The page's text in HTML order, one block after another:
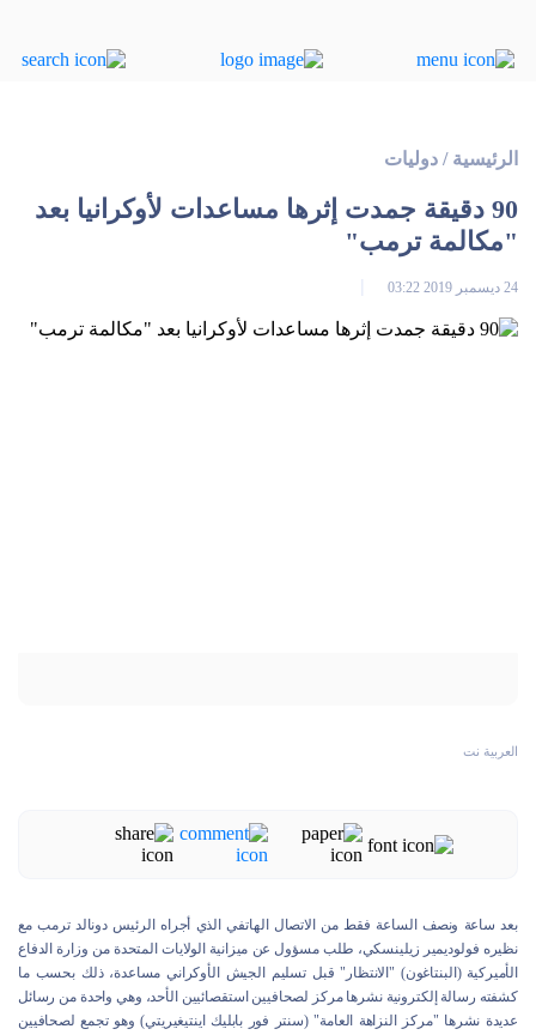
الرئيسية / دوليات
90 دقيقة جمدت إثرها مساعدات لأوكرانيا بعد
"مكالمة ترمب"
24 ديسمبر 2019 03:22
العربية نت
بعد ساعة ونصف الساعة فقط من الاتصال الهاتفي الذي أجراه الرئيس دونالد ترمب مع
نظيره فولوديمير زيلينسكي، طلب مسؤول عن ميزانية الولايات المتحدة من وزارة الدفاع
الأميركية (البنتاغون) "الانتظار" قبل تسليم الجيش الأوكراني مساعدة، ذلك بحسب ما
كشفته رسالة إلكترونية نشرها مركز لصحافيين استقصائيين الأحد، وهي واحدة من رسائل
عديدة نشرها "مركز النزاهة العامة" (سنتر فور بابليك اينتيغيريتي) وهو تجمع لصحافيين